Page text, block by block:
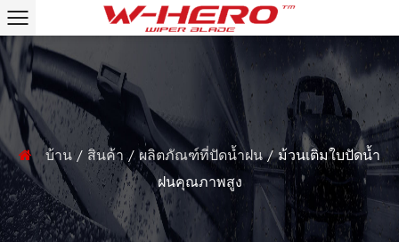
บ้าน/ สินค้า/ผลิตภัณฑ์ที่ปัดน้ำฝน/ม้วนเติมใบปัดน้ำ
ฝนคุณภาพสูง